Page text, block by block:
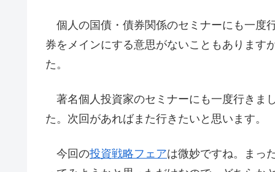
個人の国債・債券関係のセミナーにも一度
券をメインにする意思がないこともあります
た。
著名個人投資家のセミナーにも一度行きま
た。次回があればまた行きたいと思います。
今回の投資戦略フェアは微妙ですね。まっ